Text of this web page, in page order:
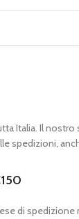
Italia. Il
spedizioni,
di spedizione